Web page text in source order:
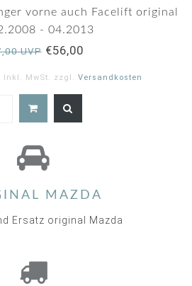
vorne auch Facelift original
- 04.2013
UVP€56,00
Inkl. MwSt. zzgl. Versandkosten
MAZDA
Ersatz original Mazda